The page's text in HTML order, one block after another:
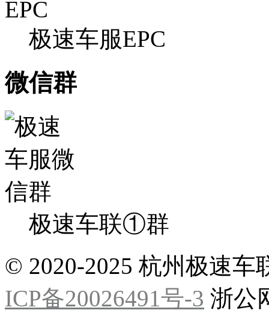
极速车服EPC
微信群
极速车联①群
© 2020-2025 杭州极速
ICP备20026491号-3 浙公